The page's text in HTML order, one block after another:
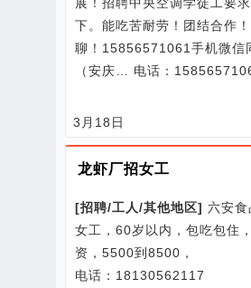
下。能吃苦耐劳！团结合作
聊！15856571061手机微信
（安庆… 电话：
3月18日
龙虾厂招女工
[招聘/工人/其他地区] 六安食
女工，60岁以内，包吃包住
资，5500到8500，
电话：18130562117